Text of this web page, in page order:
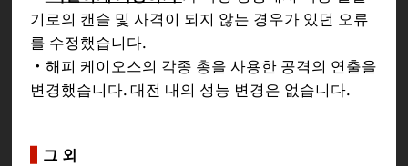
기로의 캔슬 및 사격이 되지 않는 경우가 있던 오류
를 수정했습니다.
・해피 케이오스의 각종 총을 사용한 공격의 연출을
변경했습니다. 대전 내의 성능 변경은 없습니다.
그 외